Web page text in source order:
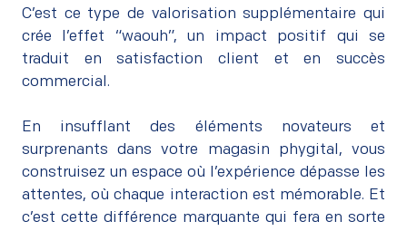
C’est ce type de valorisation supplémentaire qui
crée l’effet “waouh”, un impact positif qui se
traduit en satisfaction client et en succès
commercial.
En insufflant des éléments novateurs et
surprenants dans votre magasin phygital, vous
construisez un espace où l’expérience dépasse les
attentes, où chaque interaction est mémorable. Et
c’est cette différence marquante qui fera en sorte